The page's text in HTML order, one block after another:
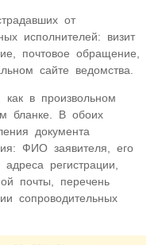
от
исполнителей: визит
почтовое обращение,
сайте ведомства.
в произвольном
бланке. В обоих
документа
ФИО заявителя, его
регистрации,
почты, перечень
сопроводительных